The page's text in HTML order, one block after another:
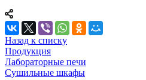
Назад к списку
Продукция
Лабораторные печи
Сушильные шкафы